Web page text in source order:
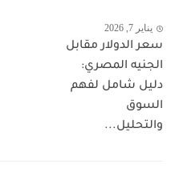
يناير 7, 2026
سعر الدولار مقابل
الجنيه المصري:
دليل شامل لفهم
السوق
والتحليل...